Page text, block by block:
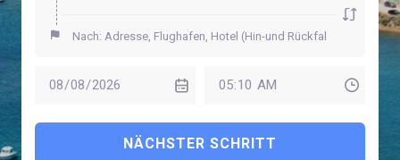
NÄCHSTER SCHRITT